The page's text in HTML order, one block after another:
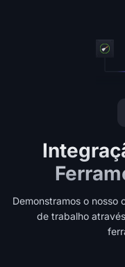
Demonstramos o nosso
de trabalho